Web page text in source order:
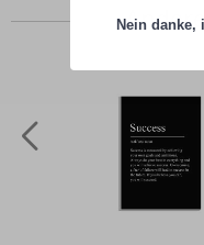
Nein